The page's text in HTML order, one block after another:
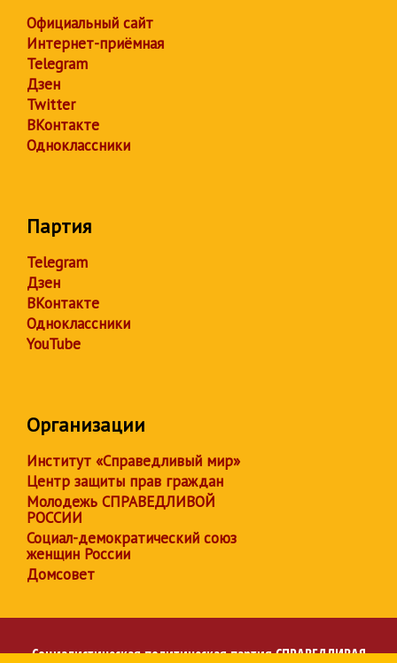
Официальный сайт
Интернет-приёмная
Telegram
Дзен
Twitter
ВКонтакте
Одноклассники
Партия
Telegram
Дзен
ВКонтакте
Одноклассники
YouTube
Организации
Институт «Справедливый мир»
Центр защиты прав граждан
Молодежь СПРАВЕДЛИВОЙ
РОССИИ
Социал-демократический союз
женщин России
Домсовет
Социалистическая политическая партияСПРАВЕДЛИВАЯ